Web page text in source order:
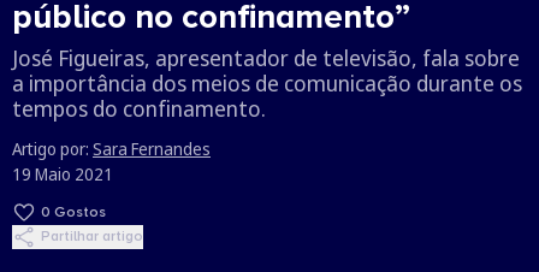
público no confinamento”
José Figueiras, apresentador de televisão, fala sobre
a importância dos meios de comunicação durante os
tempos do confinamento.
Artigo por: Sara Fernandes
19 Maio 2021
0 Gostos
Partilhar artigo